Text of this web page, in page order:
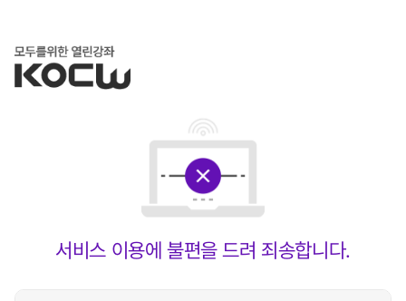
서비스 이용에 불편을 드려 죄송합니다.